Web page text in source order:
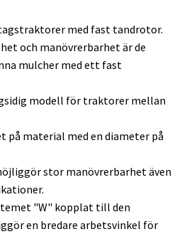
med fast tandrotor.
och manövrerbarhet är de
mulcher med ett fast
modell för traktorer mellan
på material med en diameter på
stor manövrerbarhet även
"W" kopplat till den
en bredare arbetsvinkel för